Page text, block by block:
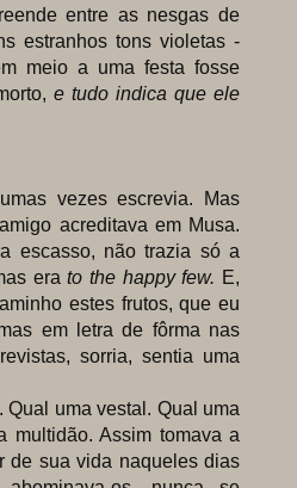
entre as nesgas de
estranhos tons violetas -
meio a uma festa fosse
e tudo indica que ele
vezes escrevia. Mas
acreditava em Musa.
escasso, não trazia só a
erato the happy few. E,
estes frutos, que eu
em letra de fôrma nas
sorria, sentia uma
uma vestal. Qual uma
multidão. Assim tomava a
de sua vida naqueles dias